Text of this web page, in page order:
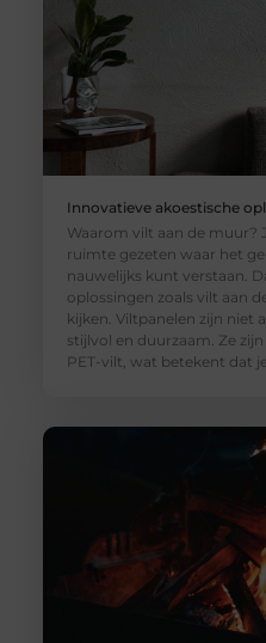
Innovatieve akoestische
Waarom vilt aan de muur?
ruimte gezeten waar het
nauwelijks kunt verstaan.
oplossingen zoals vilt aan
kijken. Viltpanelen zijn niet
stijlvol en duurzaam. Ze
PET-vilt, wat betekent dat